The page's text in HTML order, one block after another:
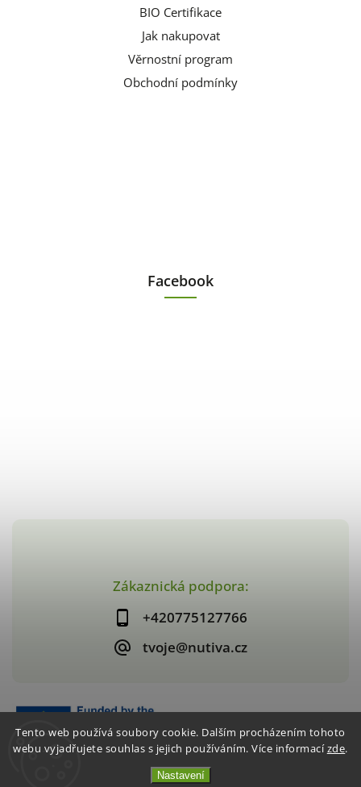
Tento web používá soubory cookie. Dalším procházením tohoto
webu vyjadřujete souhlas s jejich používáním. Více informacízde.
Nastavení
Zákaznická podpora:
+420775127766
tvoje@nutiva.cz
BIO Certifikace
Jak nakupovat
Věrnostní program
Obchodní podmínky
Facebook